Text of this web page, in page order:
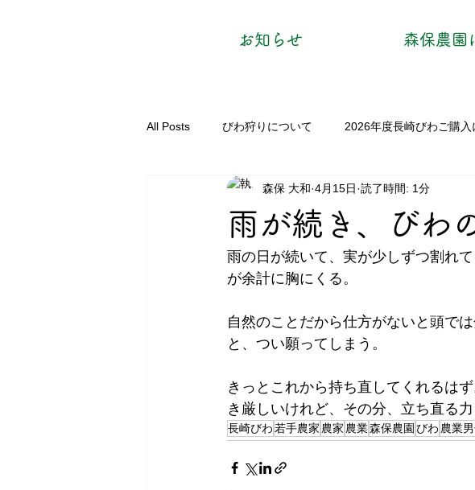
お知らせ 森保農園
All Posts びわ狩りについて 2026年度長崎びわご購入
雨が続き、びわ
森保 大和 4月15日 読了時間: 1分
雨の日が続いて、実が少しずつ割れ
が余計に胸にくる。
自然のことだから仕方がないと頭で
と、つい願ってしまう。
きっとこれから持ち直してくれるは
き厳しいけれど、その分、立ち直る
長崎びわ若手農家 農家 農業森保農園 びわ 農業